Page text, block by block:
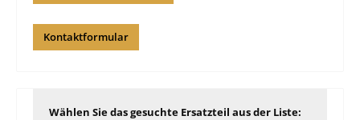
Kontaktformular
Wählen Sie das gesuchte Ersatzteil aus der Liste: